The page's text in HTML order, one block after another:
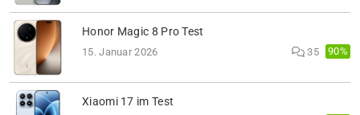
Honor Magic 8 Pro Test
15. Januar 2026 35 90%
Xiaomi 17 im Test